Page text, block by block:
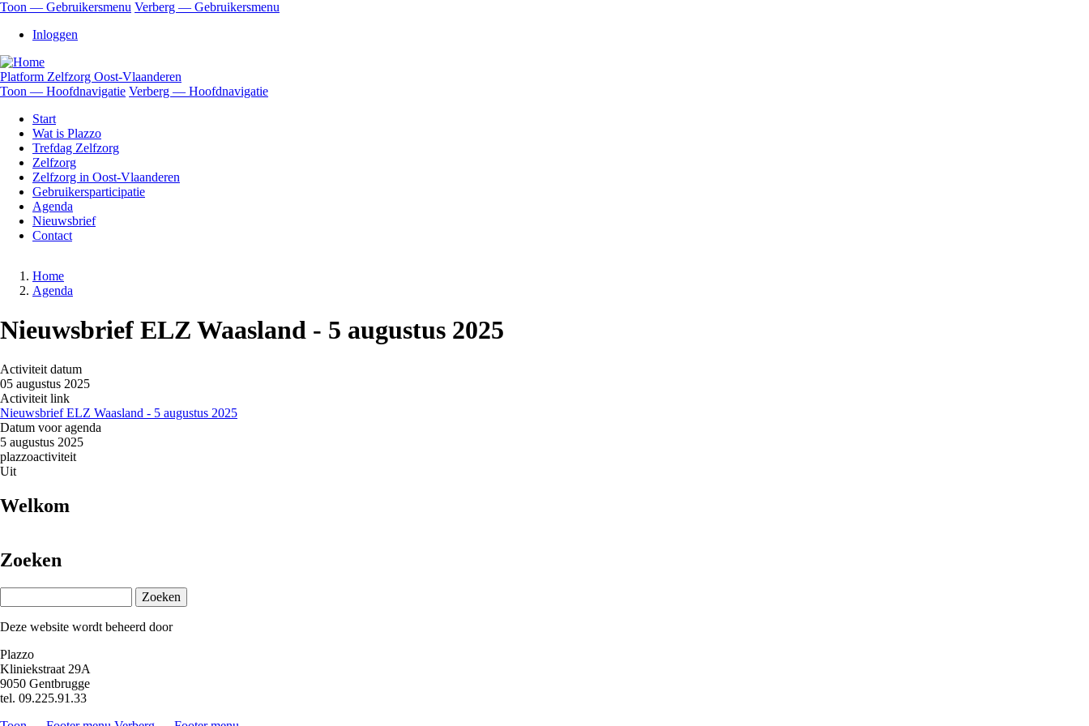
Overslaan
naar
inhoud
gaan
Gebruikersmenu
Toon — Gebruikersmenu Verberg — Gebruikersmenu
Inloggen
Platform Zelfzorg Oost-Vlaanderen
Hoofdnavigatie
Toon — Hoofdnavigatie Verberg — Hoofdnavigatie
Start
Wat is Plazzo
Trefdag Zelfzorg
Zelfzorg
Zelfzorg in Oost-Vlaanderen
Gebruikersparticipatie
Agenda
Nieuwsbrief
Contact
Kruimelpad
Home
Agenda
Nieuwsbrief ELZ Waasland - 5 augustus 2025
Activiteit datum
05 augustus 2025
Activiteit link
Nieuwsbrief ELZ Waasland - 5 augustus 2025
Datum voor agenda
5 augustus 2025
plazzoactiviteit
Uit
Welkom
Zoeken
Deze website wordt beheerd door
Plazzo
Kliniekstraat 29A
9050 Gentbrugge
tel. 09.225.91.33